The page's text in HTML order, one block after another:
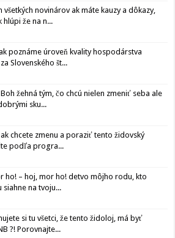
všetkých novinárov ak máte kauzy a dôkazy,
hlúpi že na n...
poznáme úroveň kvality hospodárstva
Slovenského št...
žehná tým, čo chcú nielen zmeniť seba ale
sku...
chcete zmenu a poraziť tento židovský
podľa progra...
ho! – hoj, mor ho! detvo môjho rodu, kto
siahne na tvoju...
si tu všetci, že tento židoloj, má byť
?! Porovnajte...